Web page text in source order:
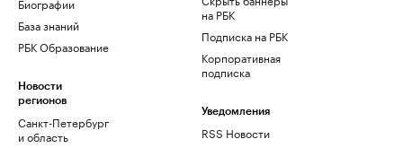
Биографии
База знаний
РБК Образование
Новости
регионов
Санкт-Петербург
и область
на РБК
Подписка на РБК
Корпоративная
подписка
Уведомления
RSS Новости